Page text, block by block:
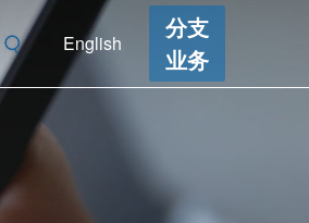
English
分支
业务